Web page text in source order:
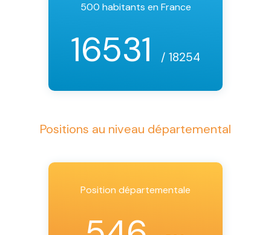
500 habitants en France
16531 / 18254
Positions au niveau départemental
Position départementale